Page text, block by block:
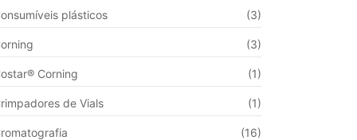
plásticos (3)
(3)
Corning (1)
de Vials (1)
(16)